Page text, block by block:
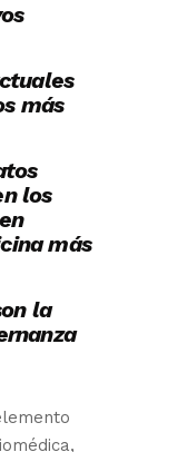
más
los
más
la